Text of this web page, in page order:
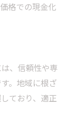
格での現金化
、信頼性や専
。地域に根ざ
ており、適正